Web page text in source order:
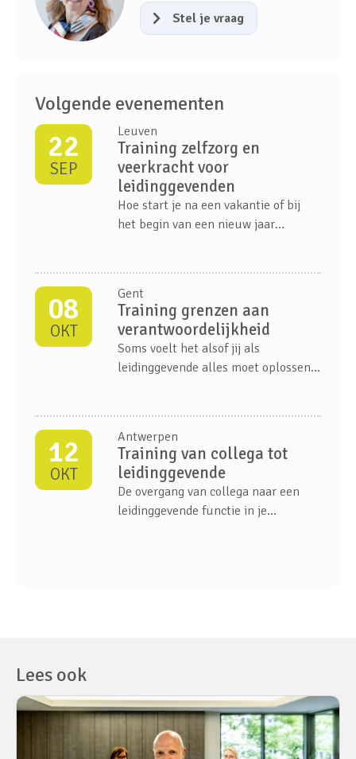
Stel je vraag
Volgende evenementen
22
SEP
Leuven
Training zelfzorg en
veerkracht voor
leidinggevenden
Hoe start je na een vakantie of bij
het begin van een nieuw jaar
leidinggevenden hoe ze hun eigen
veerkracht kunnen versterken en die
van hun team.
08
OKT
Gent
Training grenzen aan
verantwoordelijkheid
Soms voelt het alsof jij als
leidinggevende alles moet oplossen.
12
OKT
Antwerpen
Training van collega tot
leidinggevende
De overgang van collega naar een
leidinggevende functie in je
Lees ook